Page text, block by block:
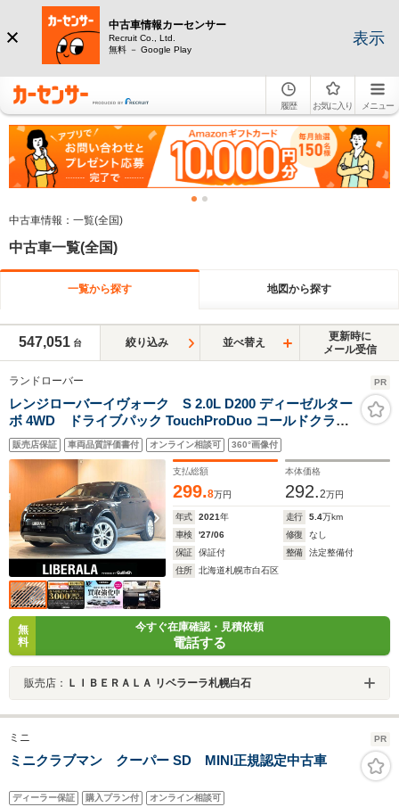
中古車情報カーセンサー
Recruit Co., Ltd.
無料 － Google Play
表示
履歴 お気に入り メニュー
中古車情報：一覧(全国)
中古車一覧(全国)
一覧から探す 地図から探す
547,051 台 絞り込み 並べ替え
更新時に
メール受信
ランドローバー PR
レンジローバーイヴォーク S 2.0L D200 ディーゼルター
ボ 4WD ドライブパック TouchProDuo コールドクライ
メートコンビニエンスパック インタラクティブドライバ
ーディスプレイ キーレスエントリー 純正メモリナビ 360°
カメラ 本革シート シートヒーター パワーテールゲート
販売店保証 車両品質評価書付 オンライン相談可 360°画像付
支払総額
299.8万円
本体価格
292.2万円
年式 2021年 走行 5.4万km
車検
'27/06 修復
なし
保証
保証付 整備
法定整備付
住所
北海道札幌市白石区
無
料
今すぐ在庫確認・見積依頼
電話する
販売店： ＬＩＢＥＲＡＬＡ リベラーラ札幌白石
ミニ PR
ミニクラブマン クーパー SD MINI正規認定中古車
ディーラー保証 購入プラン付 オンライン相談可